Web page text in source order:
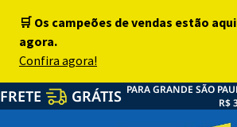
FRETE GRÁTIS PARA GRANDE SÃO
R$